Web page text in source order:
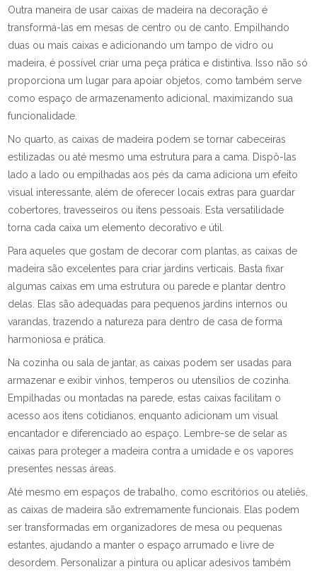
Outra maneira de usar caixas de madeira na decoração é
transformá-las em mesas de centro ou de canto. Empilhando
duas ou mais caixas e adicionando um tampo de vidro ou
madeira, é possível criar uma peça prática e distintiva. Isso não só
proporciona um lugar para apoiar objetos, como também serve
como espaço de armazenamento adicional, maximizando sua
funcionalidade.
No quarto, as caixas de madeira podem se tornar cabeceiras
estilizadas ou até mesmo uma estrutura para a cama. Dispô-las
lado a lado ou empilhadas aos pés da cama adiciona um efeito
visual interessante, além de oferecer locais extras para guardar
cobertores, travesseiros ou itens pessoais. Esta versatilidade
torna cada caixa um elemento decorativo e útil.
Para aqueles que gostam de decorar com plantas, as caixas de
madeira são excelentes para criar jardins verticais. Basta fixar
algumas caixas em uma estrutura ou parede e plantar dentro
delas. Elas são adequadas para pequenos jardins internos ou
varandas, trazendo a natureza para dentro de casa de forma
harmoniosa e prática.
Na cozinha ou sala de jantar, as caixas podem ser usadas para
armazenar e exibir vinhos, temperos ou utensílios de cozinha.
Empilhadas ou montadas na parede, estas caixas facilitam o
acesso aos itens cotidianos, enquanto adicionam um visual
encantador e diferenciado ao espaço. Lembre-se de selar as
caixas para proteger a madeira contra a umidade e os vapores
presentes nessas áreas.
Até mesmo em espaços de trabalho, como escritórios ou ateliês,
as caixas de madeira são extremamente funcionais. Elas podem
ser transformadas em organizadores de mesa ou pequenas
estantes, ajudando a manter o espaço arrumado e livre de
desordem. Personalizar a pintura ou aplicar adesivos também